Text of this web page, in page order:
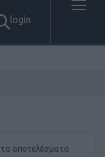
login
αποτελέσματα